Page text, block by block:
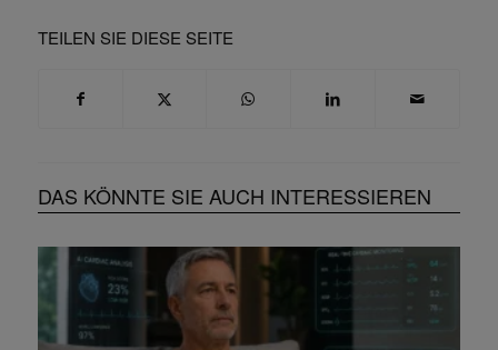
TEILEN SIE DIESE SEITE
DAS KÖNNTE SIE AUCH INTERESSIEREN